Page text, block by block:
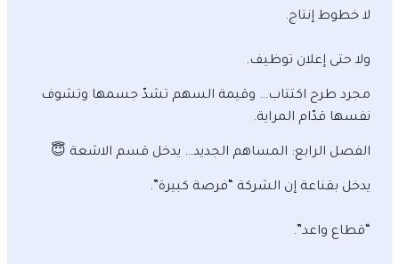
لا خطوط إنتاج.
ولا حتى إعلان توظيف.
مجرد طرح اكتتاب… وقيمة السهم تشدّ جسمها وتشوف
نفسها قدّام المراية.
الفصل الرابع: المساهم الجديد… يدخل قسم الاشعة 😇
يدخل بقناعة إن الشركة “فرصة كبيرة”.
“قطاع واعد”.